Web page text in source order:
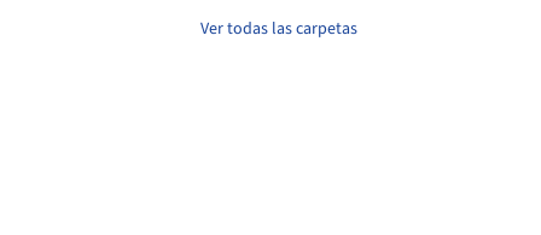
Ver todas las carpetas